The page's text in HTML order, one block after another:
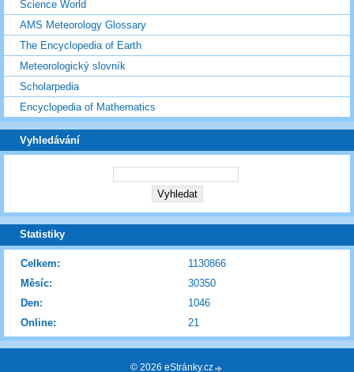
Science World
AMS Meteorology Glossary
The Encyclopedia of Earth
Meteorologický slovník
Scholarpedia
Encyclopedia of Mathematics
Vyhledávání
Statistiky
Online: 21
Celkem:
1130866
Měsíc:
30350
Den:
1046
© 2026 eStránky.cz